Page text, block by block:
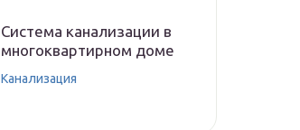
Система канализации в
многоквартирном доме
Канализация